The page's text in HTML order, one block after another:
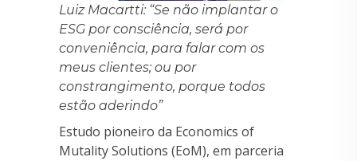
Luiz Macartti: “Se não implantar o
ESG por consciência, será por
conveniência, para falar com os
meus clientes; ou por
constrangimento, porque todos
estão aderindo”
Estudo pioneiro da Economics of
Mutality Solutions (EoM), em parceria